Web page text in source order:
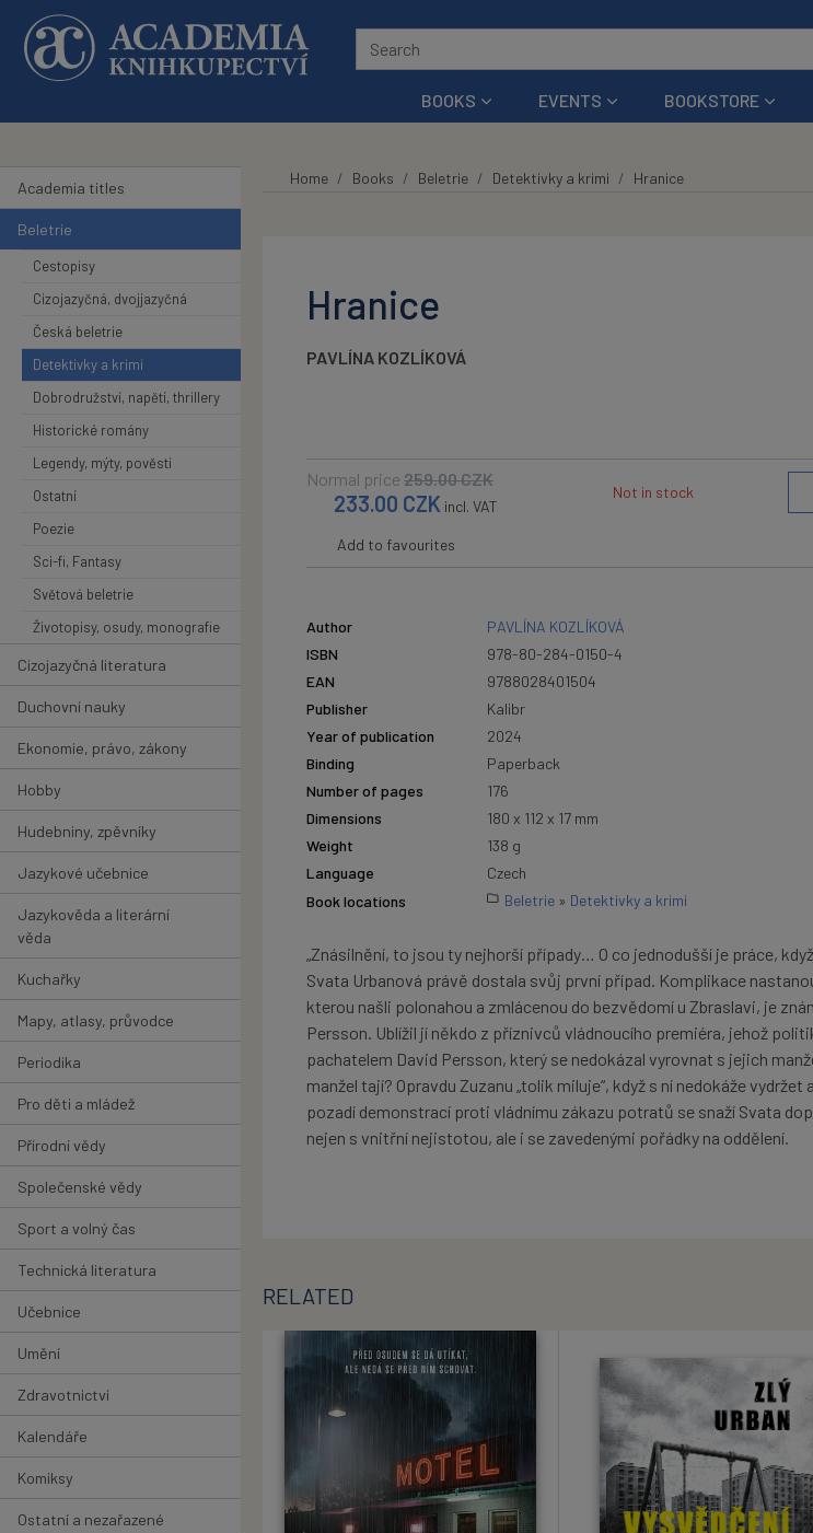
Skip to main content
BOOKS EVENTS BOOKSTORE
Academia titles
Beletrie
Cestopisy
Cizojazyčná, dvojjazyčná
Česká beletrie
Detektivky a krimi
Dobrodružství, napětí, thrillery
Historické romány
Legendy, mýty, pověsti
Ostatní
Poezie
Sci-fi, Fantasy
Světová beletrie
Životopisy, osudy, monografie
Cizojazyčná literatura
Duchovní nauky
Ekonomie, právo, zákony
Hobby
Hudebniny, zpěvníky
Jazykové učebnice
Jazykověda a literární
věda
Kuchařky
Mapy, atlasy, průvodce
Periodika
Pro děti a mládež
Přírodní vědy
Společenské vědy
Sport a volný čas
Technická literatura
Učebnice
Umění
Zdravotnictví
Kalendáře
Komiksy
Ostatní a nezařazené
Home Books Beletrie Detektivky a krimi Hranice
Hranice
PAVLÍNA KOZLÍKOVÁ
Normal price 259.00CZK
233.00 CZK incl. VAT
Not in stock
Add to favourites
Author
PAVLÍNA KOZLÍKOVÁ
ISBN
978-80-284-0150-4
EAN
9788028401504
Publisher
Kalibr
Year of publication
2024
Binding
Paperback
Number of pages
176
Dimensions
180 x 112 x 17 mm
Weight
138 g
Language
Czech
Book locations
Beletrie » Detektivky a krimi
„Znásilnění, to jsou ty nejhorší případy… O co jednodušší je práce,
Svata Urbanová právě dostala svůj první případ. Komplikace
kterou našli polonahou a zmlácenou do bezvědomí u Zbraslavi, je
Persson. Ublížil jí někdo z příznivců vládnoucího premiéra, jehož
pachatelem David Persson, který se nedokázal vyrovnat s jejich
manžel tají? Opravdu Zuzanu „tolik miluje“, když s ní nedokáže
pozadí demonstrací proti vládnímu zákazu potratů se snaží Svata
nejen s vnitřní nejistotou, ale i se zavedenými pořádky na oddělení.
RELATED